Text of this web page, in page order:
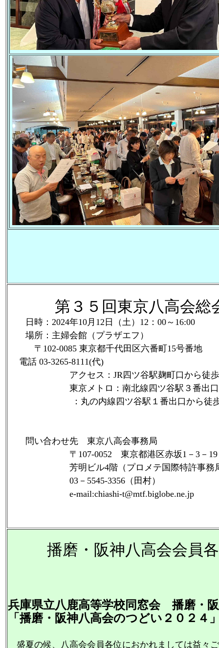
第３５回東京八高会総
日時：2024年10月12日（土）12：00～16:00
場所：主婦会館（プラザエフ）
〒102-0085 東京都千代田区六番町15号番地
電話 03-3265-8111(代)
アクセス：JR四ツ谷駅麹町口から徒歩
東京メトロ：南北線四ツ谷駅３番出口か
：丸の内線四ツ谷駅１番出口から徒歩
問い合わせ先 東京八高会事務局
〒107-0052 東京都港区赤坂1－3－19
芳明ビル4階（プロメテ国際特許事務
03－5545-3356（田村）
e-mail:chiashi-t@mtf.biglobe.ne.jp
播磨・阪神八高会会員
兵庫県立八鹿高等学校同窓会 播磨・
「播磨・阪神八高会のつどい２０２４
盛夏の候、八高会会員各位におかれましては益々